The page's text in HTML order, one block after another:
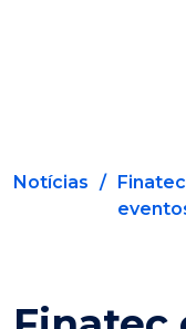
Notícias /